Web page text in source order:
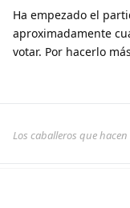
Ha empezado el
aproximadamente
votar. Por hacerlo
Los caballeros que hacen